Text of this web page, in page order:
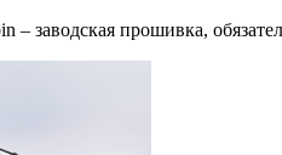
заводская прошивка,